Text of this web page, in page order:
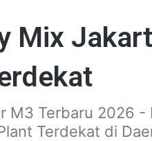
Mix
M3 Terbaru 2026 -
Terdekat di